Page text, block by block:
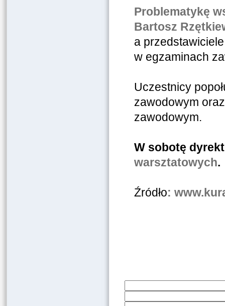
Problematykę
Bartosz
a
w egzaminach
Uczestnicy
zawodowym
zawodowym.
W sobotę
warsztatowych.
Źródło: